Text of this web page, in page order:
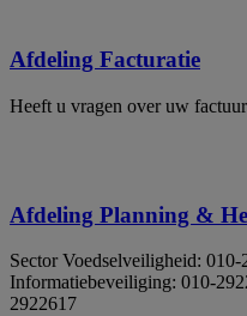
Afdeling Facturatie
Heeft u vragen over uw
Afdeling Planning &
Sector Voedselveiligheid:
Informatiebeveiliging: 010-
2922617